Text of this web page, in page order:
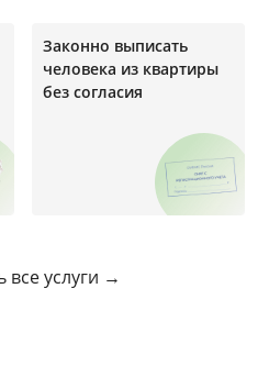
Законно выписать
человека из квартиры
без согласия
все услуги →